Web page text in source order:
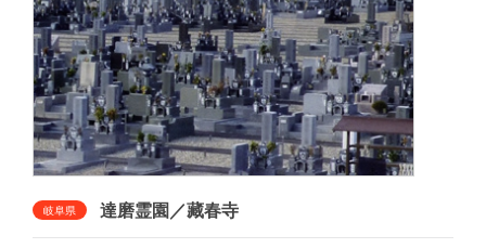
岐阜県 達磨霊園／藏春寺